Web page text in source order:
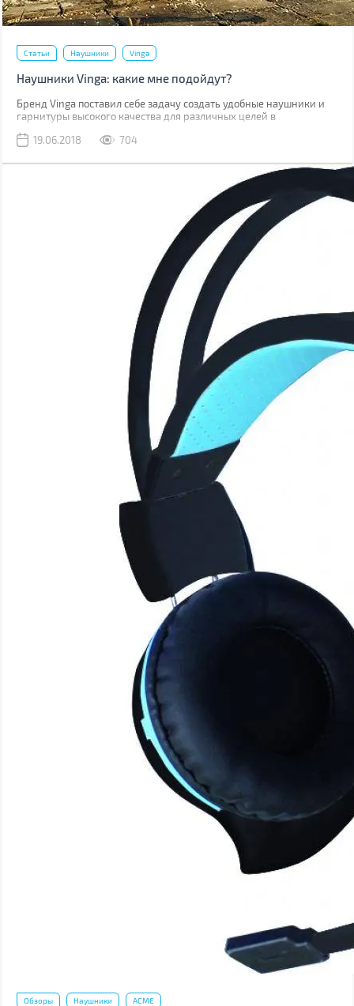
Статьи Наушники Vinga
Наушники Vinga: какие мне подойдут?
Бренд Vinga поставил себе задачу создать удобные наушники и
гарнитуры высокого качества для различных целей в
подходящие по вкусу и предназначению. Как же определиться?
19.06.2018 704
Обзоры Наушники ACME